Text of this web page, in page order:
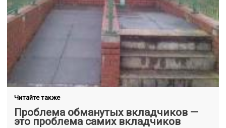
Читайте также
Проблема обманутых вкладчиков —
это проблема самих вкладчиков